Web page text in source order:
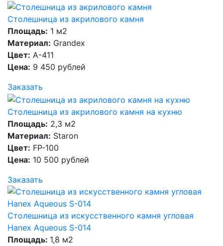
Столешница из акрилового камня
Площадь: 1 м2
Материал: Grandex
Цвет: A-411
Цена: 9 450 рублей
Заказать
Столешница из акрилового камня на кухню
Площадь: 2,3 м2
Материал: Staron
Цвет: FP-100
Цена: 10 500 рублей
Заказать
Столешница из искусственного камня угловая
Hanex Aqueous S-014
Площадь: 1,8 м2